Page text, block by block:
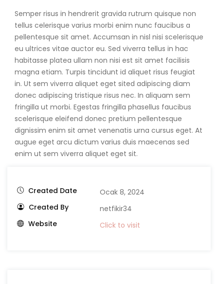
Semper risus in hendrerit gravida rutrum quisque non
tellus celerisque varius morbi enim nunc faucibus a
pellentesque sit amet. Accumsan in nisl nisi scelerisque
eu ultrices vitae auctor eu. Sed viverra tellus in hac
habitasse platea ullam non nisi est sit amet facilisis
magna etiam. Turpis tincidunt id aliquet risus feugiat
in. Ut sem viverra aliquet eget sited adipiscing diam
donec adipiscing tristique risus nec. In aliquam sem
fringilla ut morbi. Egestas fringilla phasellus faucibus
scelerisque eleifend donec pretium pellentesque
dignissim enim sit amet venenatis urna cursus eget. At
augue eget arcu dictum varius duis maecenas sed
enim ut sem viverra aliquet eget sit.
Created Date
Ocak 8, 2024
Created By
netfikir34
Website
Click to visit